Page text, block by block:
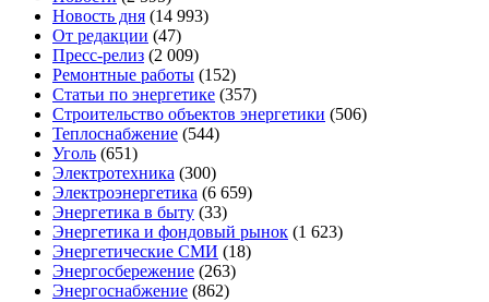
Новость дня (14 993)
От редакции (47)
Пресс-релиз (2 009)
Ремонтные работы (152)
Статьи по энергетике (357)
Строительство объектов энергетики (506)
Теплоснабжение (544)
Уголь (651)
Электротехника (300)
Электроэнергетика (6 659)
Энергетика в быту (33)
Энергетика и фондовый рынок (1 623)
Энергетические СМИ (18)
Энергосбережение (263)
Энергоснабжение (862)